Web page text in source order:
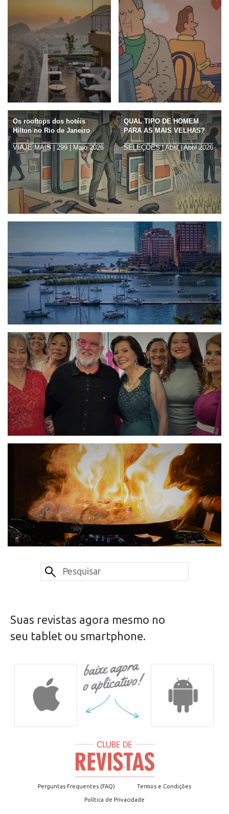
EMPRESÁRIO DIGITAL | 277 | Julho 2026
Palm Beaches - Florida com Luxo e História
QUAL VIAGEM | 148 | Julho 2026
Beleza não tem idade
SELEÇÕES | Jul | Julho 2026
Entre a feira e o prato
Um tempo para as plantas
SELEÇÕES | | Maio 2026
Meditando no escritório
MENTE AFIADA | 31 | Maio
2026
Os rooftops dos hotéis
Hilton no Rio de Janeiro
VIAJE MAIS | 299 | Maio 2026
QUAL TIPO DE HOMEM
PARA AS MAIS VELHAS?
SELEÇÕES | Abril | Abril 2026
Suas revistas agora mesmo no
seu tablet ou smartphone.
Perguntas Frequentes (FAQ) Termos e Condições
Política de Privacidade